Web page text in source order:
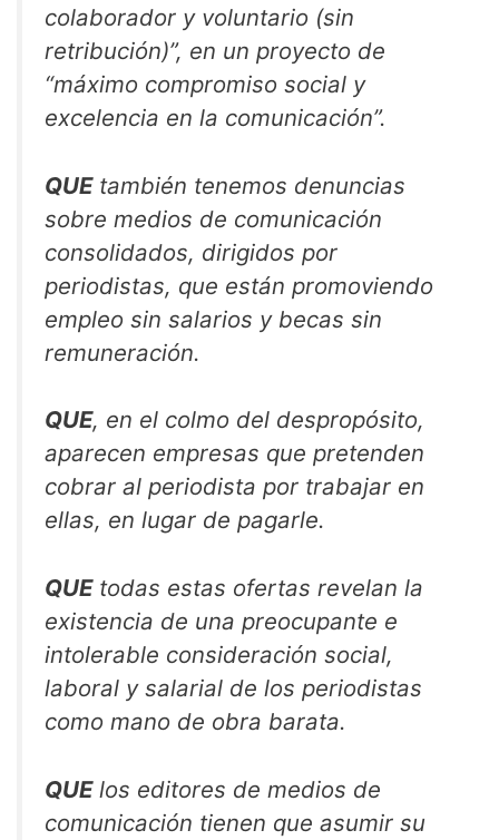
colaborador y voluntario (sin
retribución)”, en un proyecto de
“máximo compromiso social y
excelencia en la comunicación”.
QUEtambién tenemos denuncias
sobre medios de comunicación
consolidados, dirigidos por
periodistas, que están promoviendo
empleo sin salarios y becas sin
remuneración.
QUE, en el colmo del despropósito,
aparecen empresas que pretenden
cobrar al periodista por trabajar en
ellas, en lugar de pagarle.
QUEtodas estas ofertas revelan la
existencia de una preocupante e
intolerable consideración social,
laboral y salarial de los periodistas
como mano de obra barata.
QUElos editores de medios de
comunicación tienen que asumir su